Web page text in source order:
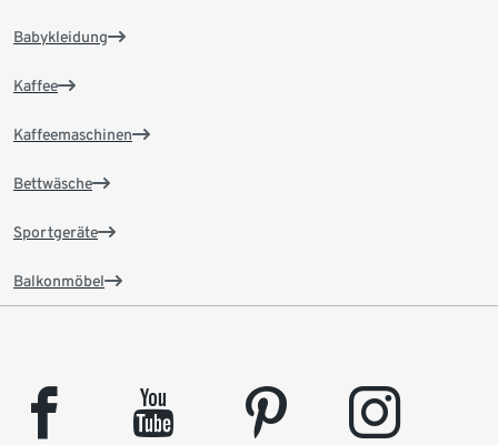
Babykleidung
Kaffee
Kaffeemaschinen
Bettwäsche
Sportgeräte
Balkonmöbel
facebook youtube pinterest instagram